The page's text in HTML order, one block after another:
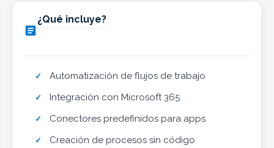

¿Qué incluye?
Automatización de flujos de trabajo
Integración con Microsoft 365
Conectores predefinidos para apps
Creación de procesos sin código